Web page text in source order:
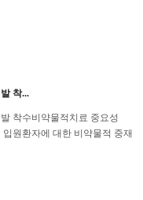
착...
착수비약물적치료 중요성
원환자에 대한 비약물적 중재
위해 지침 ...